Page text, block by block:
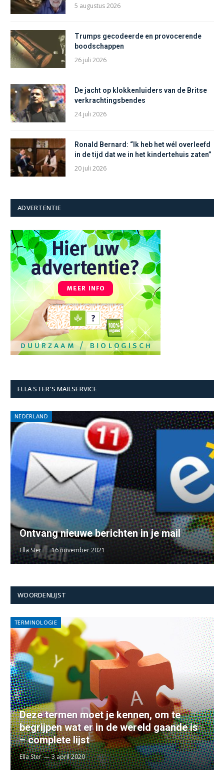
5 augustus 2026
Trumps gecodeerde en provocerende
boodschappen
26 juli 2026
De jacht op klokkenluiders van de Britse
verkrachtingsbendes
24 juli 2026
Ronald Bernard: “Ik heb het wél overleefd
in de tijd dat we in het kindertehuis zaten”
20 juli 2026
ADVERTENTIE
ELLA STER'S MAILSERVICE
NEDERLAND
Ontvang nieuwe berichten in je mail
Ella Ster 16 november 2021
WOORDENLIJST
TERMINOLOGIE
Deze termen moet je kennen, om te
begrijpen wat er in de wereld gaande is
– complete lijst
Ella Ster 3 april 2020